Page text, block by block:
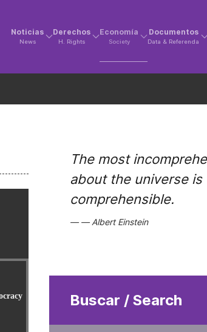
Noticias
News
Derechos
H. Rights
Economía
Society
Documentos
Data & Referenda
The most
about the universe is
comprehensible.
Albert Einstein
Buscar / Search